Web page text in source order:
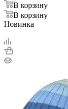
В корзину
В корзину
Новинка